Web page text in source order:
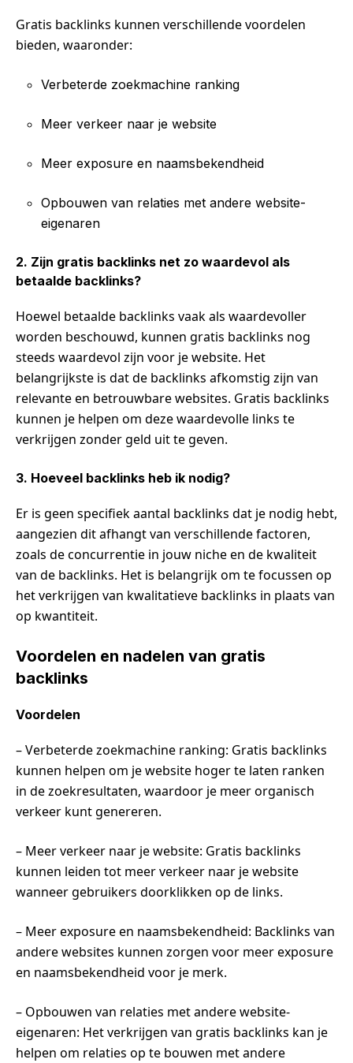
Gratis backlinks kunnen verschillende voordelen
bieden, waaronder:
Verbeterde zoekmachine ranking
Meer verkeer naar je website
Meer exposure en naamsbekendheid
Opbouwen van relaties met andere website-
eigenaren
2. Zijn gratis backlinks net zo waardevol als
betaalde backlinks?
Hoewel betaalde backlinks vaak als waardevoller
worden beschouwd, kunnen gratis backlinks nog
steeds waardevol zijn voor je website. Het
belangrijkste is dat de backlinks afkomstig zijn van
relevante en betrouwbare websites. Gratis backlinks
kunnen je helpen om deze waardevolle links te
verkrijgen zonder geld uit te geven.
3. Hoeveel backlinks heb ik nodig?
Er is geen specifiek aantal backlinks dat je nodig hebt,
aangezien dit afhangt van verschillende factoren,
zoals de concurrentie in jouw niche en de kwaliteit
van de backlinks. Het is belangrijk om te focussen op
het verkrijgen van kwalitatieve backlinks in plaats van
op kwantiteit.
Voordelen en nadelen van gratis
backlinks
Voordelen
– Verbeterde zoekmachine ranking: Gratis backlinks
kunnen helpen om je website hoger te laten ranken
in de zoekresultaten, waardoor je meer organisch
verkeer kunt genereren.
– Meer verkeer naar je website: Gratis backlinks
kunnen leiden tot meer verkeer naar je website
wanneer gebruikers doorklikken op de links.
– Meer exposure en naamsbekendheid: Backlinks van
andere websites kunnen zorgen voor meer exposure
en naamsbekendheid voor je merk.
– Opbouwen van relaties met andere website-
eigenaren: Het verkrijgen van gratis backlinks kan je
helpen om relaties op te bouwen met andere